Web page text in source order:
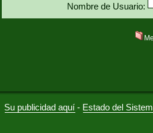
Nombre de Usuario:
Su publicidad aquí - Estado del